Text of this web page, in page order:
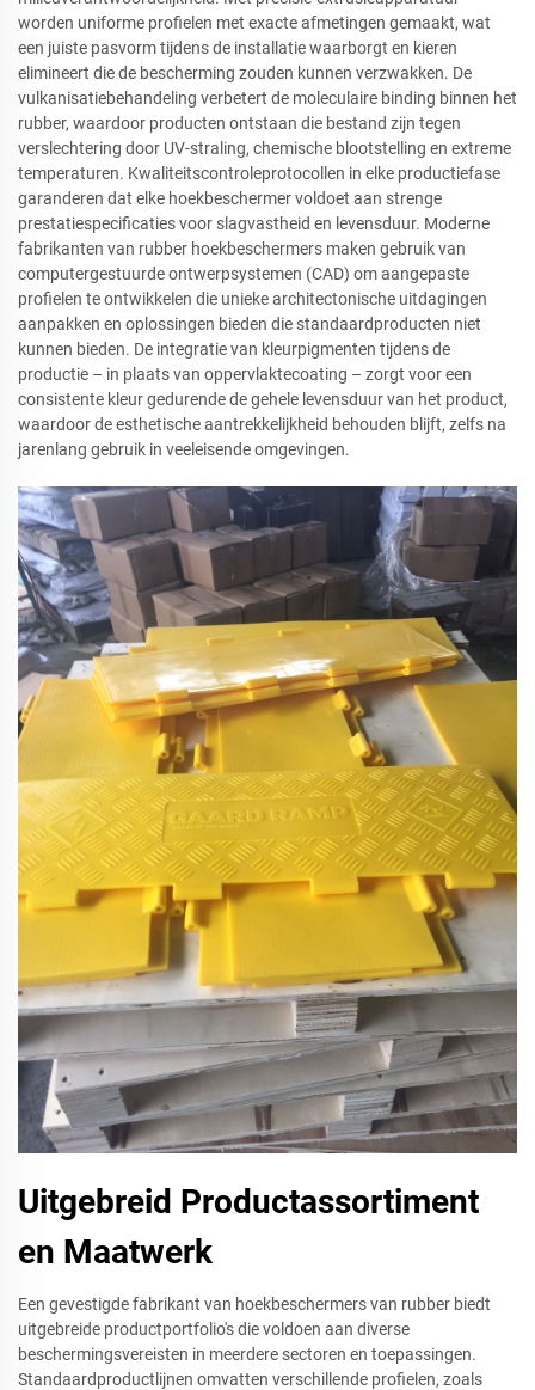
worden uniforme profielen met exacte afmetingen gemaakt, wat
een juiste pasvorm tijdens de installatie waarborgt en kieren
elimineert die de bescherming zouden kunnen verzwakken. De
vulkanisatiebehandeling verbetert de moleculaire binding binnen het
rubber, waardoor producten ontstaan die bestand zijn tegen
verslechtering door UV-straling, chemische blootstelling en extreme
temperaturen. Kwaliteitscontroleprotocollen in elke productiefase
garanderen dat elke hoekbeschermer voldoet aan strenge
prestatiespecificaties voor slagvastheid en levensduur. Moderne
fabrikanten van rubber hoekbeschermers maken gebruik van
computergestuurde ontwerpsystemen (CAD) om aangepaste
profielen te ontwikkelen die unieke architectonische uitdagingen
aanpakken en oplossingen bieden die standaardproducten niet
kunnen bieden. De integratie van kleurpigmenten tijdens de
productie – in plaats van oppervlaktecoating – zorgt voor een
consistente kleur gedurende de gehele levensduur van het product,
waardoor de esthetische aantrekkelijkheid behouden blijft, zelfs na
jarenlang gebruik in veeleisende omgevingen.
Uitgebreid Productassortiment
en Maatwerk
Een gevestigde fabrikant van hoekbeschermers van rubber biedt
uitgebreide productportfolio's die voldoen aan diverse
beschermingsvereisten in meerdere sectoren en toepassingen.
Standaardproductlijnen omvatten verschillende profielen, zoals